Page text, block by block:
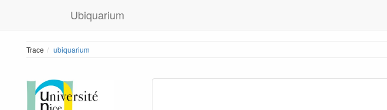
Ubiquarium
Trace ubiquarium